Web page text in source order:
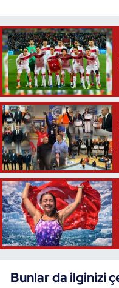
Bunlar da ilginizi